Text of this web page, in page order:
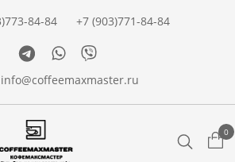
84-84
+7 (903)771-84-84
TelegramWhatsapp
Viber
info@coffeemaxmaster.ru
0